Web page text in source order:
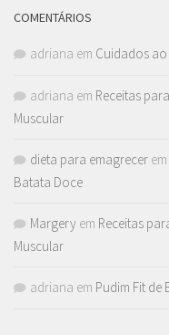
COMENTÁRIOS
adriana em Cuidados
adriana em Receitas
Muscular
dieta para emagrecer em
Batata Doce
Margery em Receitas
Muscular
adriana em Pudim Fit de